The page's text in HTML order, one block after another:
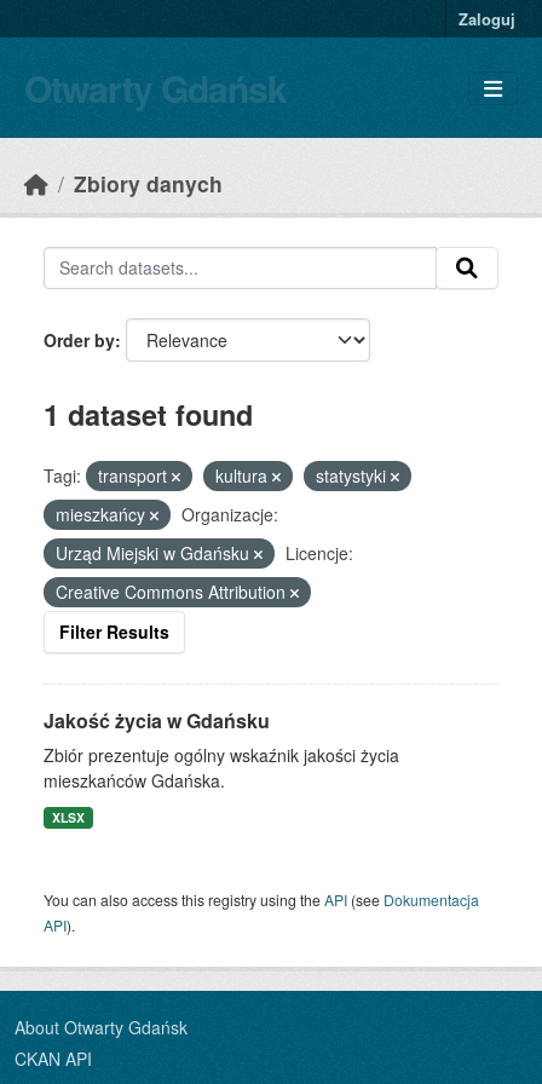
Zaloguj
Otwarty Gdańsk
Zbiory danych
Order by
1 dataset found
Tagi: transport kultura
statystyki
mieszkańcy
Organizacje:
Urząd Miejski w Gdańsku
Licencje:
Creative Commons Attribution
Filter Results
Jakość życia w Gdańsku
Zbiór prezentuje ogólny wskaźnik jakości życia
mieszkańców Gdańska.
XLSX
You can also access this registry using theAPI (see Dokumentacja
API).
About Otwarty Gdańsk
CKAN API